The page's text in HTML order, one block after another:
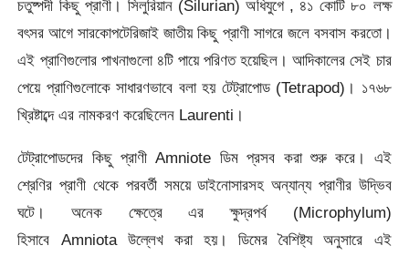
চতুষ্পদী কিছু প্রাণী। সিলুরিয়ান (Silurian) অধিযুগে , ৪১ কোটি ৮০ লক্ষ
বৎসর আগে সারকোপটেরিজাই জাতীয় কিছু প্রাণী সাগরে জলে বসবাস করতো।
এই প্রাণিগুলোর পাখনাগুলো ৪টি পায়ে পরিণত হয়েছিল। আদিকালের সেই চার
পেয়ে প্রাণিগুলোকে সাধারণভাবে বলা হয় টেট্রাপোড (Tetrapod)। ১৭৬৮
খ্রিষ্টাব্দে এর নামকরণ করেছিলেন Laurenti।
টেট্রাপোডদের কিছু প্রাণী Amniote ডিম প্রসব করা শুরু করে। এই
শ্রেণির প্রাণী থেকে পরবর্তী সময়ে ডাইনোসারসহ অন্যান্য প্রাণীর উদ্ভিব
ঘটে। অনেক ক্ষেত্রে এর ক্ষুদ্রপর্ব (Microphylum)
হিসাবে Amniota উল্লেখ করা হয়। ডিমের বৈশিষ্ট্য অনুসারে এই